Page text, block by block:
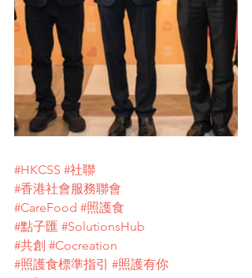
#HKCSS #社聯
#香港社會服務聯會
#CareFood #照護食
#點子匯 #SolutionsHub
#共創 #Cocreation
#照護食標準指引 #照護有你